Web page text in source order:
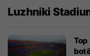
Luzhniki